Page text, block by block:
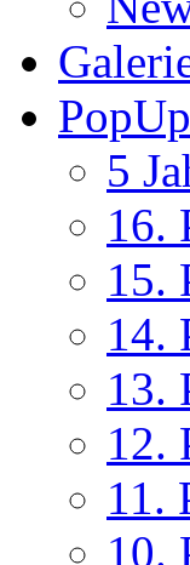
PopUp
5
16.
15.
14.
13.
12.
11.
10.